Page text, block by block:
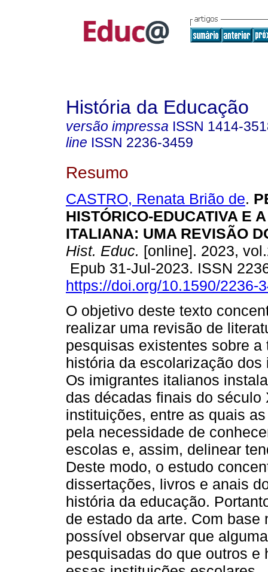
História da Educação
versão impressa ISSN 1414-
line ISSN 2236-3459
Resumo
CASTRO, Renata Brião de.
HISTÓRICO-EDUCATIVA E
ITALIANA: UMA REVISÃO
Hist. Educ. [online]. 2023,
Epub 31-Jul-2023. ISSN
https://doi.org/10.1590/2236-
O objetivo deste texto
realizar uma revisão de
pesquisas existentes sobre a
história da escolarização
Os imigrantes italianos
das décadas finais do
instituições, entre as quais
pela necessidade de
escolas e, assim, delinear
Deste modo, o estudo
dissertações, livros e anais
história da educação.
de estado da arte. Com
possível observar que
pesquisadas do que outros e